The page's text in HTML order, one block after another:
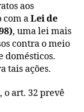
aos
com aLei de
, uma lei mais
contra o meio
domésticos.
tais ações.
o art. 32 prevê